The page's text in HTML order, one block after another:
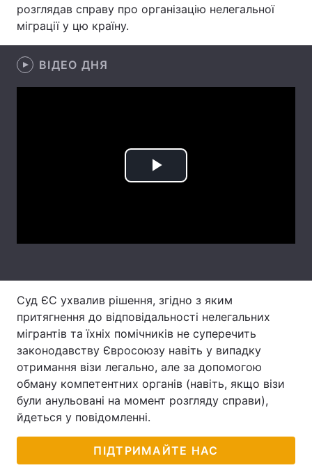
Цікавинки Погода
Лонгріди
Тема оформлення
розглядав справу про організацію нелегальної
міграції у цю країну.
ВІДЕО ДНЯ
Play
Суд ЄС ухвалив рішення, згідно з яким
притягнення до відповідальності нелегальних
мігрантів та їхніх помічників не суперечить
законодавству Євросоюзу навіть у випадку
отримання візи легально, але за допомогою
обману компетентних органів (навіть, якщо візи
були анульовані на момент розгляду справи),
йдеться у повідомленні.
ПІДТРИМАЙТЕ НАС